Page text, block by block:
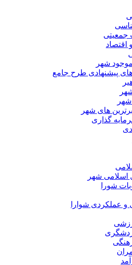
جمعیتی
اقتصاد
شهر
پیشنهادی طرح جامع
های شهر
گذاری
شهر
شورا
عملکردی شوارا